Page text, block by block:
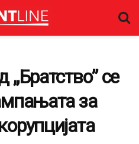
„Братство” се
за